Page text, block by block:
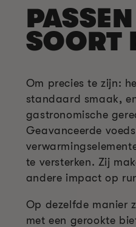
SOORT
Om precies te zijn:
standaard smaak,
gastronomische
Geavanceerde
te versterken. Zij
andere impact op
Op dezelfde manier
met een gerookte